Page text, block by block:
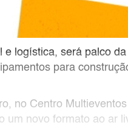
logística, será palco
para
no Centro
um novo formato ao ar